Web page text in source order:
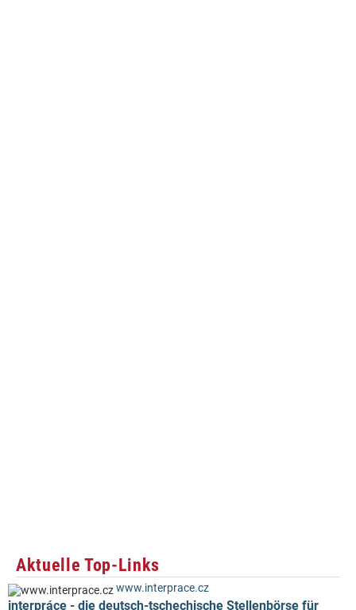
Aktuelle Top-Links
www.interprace.cz
interpráce - die deutsch-tschechische Stellenbörse für